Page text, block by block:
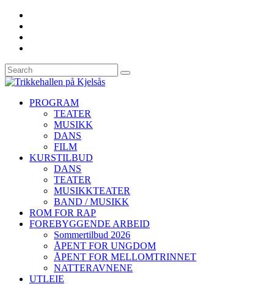
PROGRAM
TEATER
MUSIKK
DANS
FILM
KURSTILBUD
DANS
TEATER
MUSIKKTEATER
BAND / MUSIKK
ROM FOR RAP
FOREBYGGENDE ARBEID
Sommertilbud 2026
ÅPENT FOR UNGDOM
ÅPENT FOR MELLOMTRINNET
NATTERAVNENE
UTLEIE